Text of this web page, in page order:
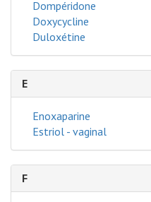
Dompéridone
Doxycycline
Duloxétine
E
Enoxaparine
Estriol - vaginal
F